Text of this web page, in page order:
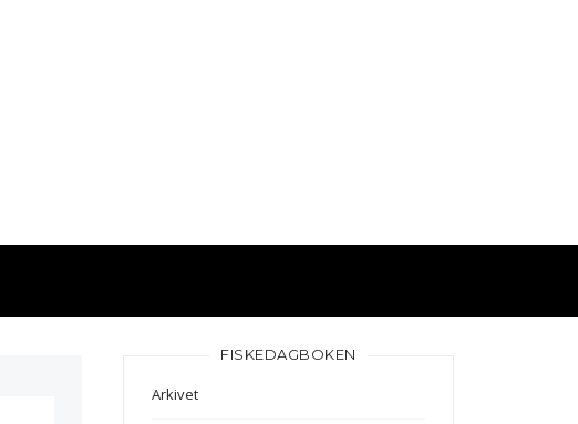
FISKEDAGBOKEN
Arkivet